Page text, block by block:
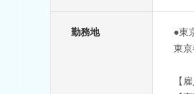
勤務地
●東
東
【